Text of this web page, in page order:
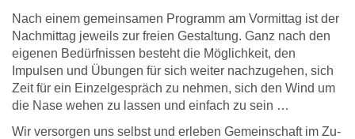
Nach einem gemeinsamen Programm am Vormittag ist der
Nachmittag jeweils zur freien Gestaltung. Ganz nach den
eigenen Bedürfnissen besteht die Möglichkeit, den
Impulsen und Übungen für sich weiter nachzugehen, sich
Zeit für ein Einzelgespräch zu nehmen, sich den Wind um
die Nase wehen zu lassen und einfach zu sein …
Wir versorgen uns selbst und erleben Gemeinschaft im Zu-